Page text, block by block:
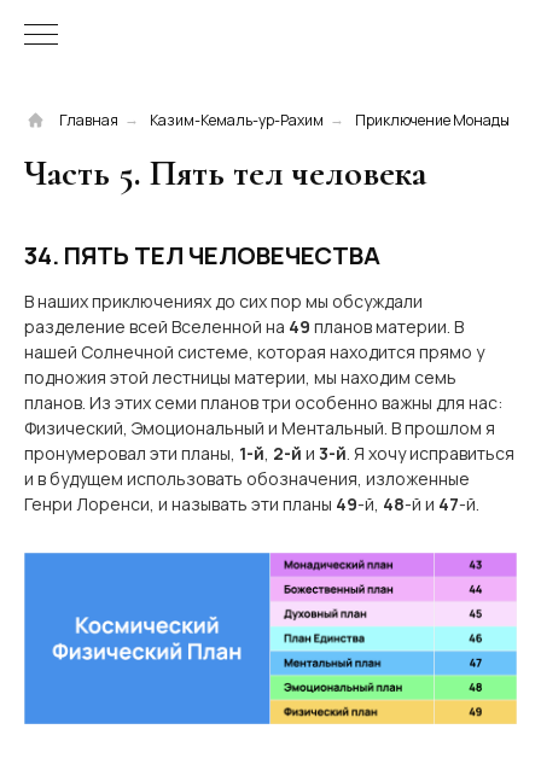
Главная → Казим-Кемаль-ур-Рахим → Приключение Монады
Часть 5. Пять тел человека
34. ПЯТЬ ТЕЛ ЧЕЛОВЕЧЕСТВА
В наших приключениях до сих пор мы обсуждали
разделение всей Вселенной на 49 планов материи. В
нашей Солнечной системе, которая находится прямо у
подножия этой лестницы материи, мы находим семь
планов. Из этих семи планов три особенно важны для нас:
Физический, Эмоциональный и Ментальный. В прошлом я
пронумеровал эти планы, 1-й, 2-й и 3-й. Я хочу исправиться
и в будущем использовать обозначения, изложенные
Генри Лоренси, и называть эти планы 49-й, 48-й и 47-й.